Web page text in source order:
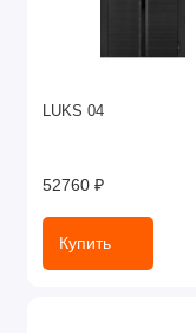
LUKS 04
52760 ₽
Купить